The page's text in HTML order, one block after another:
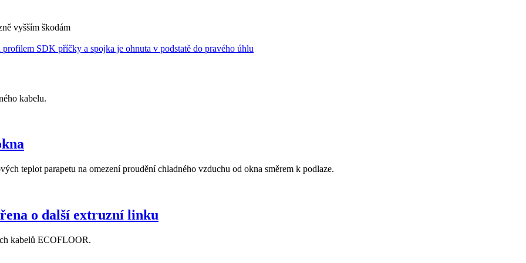
vyšším škodám
kabelu.
teplot parapetu na omezení proudění chladného vzduchu od okna směrem k podlaze.
o další extruzní linku
kabelů ECOFLOOR.